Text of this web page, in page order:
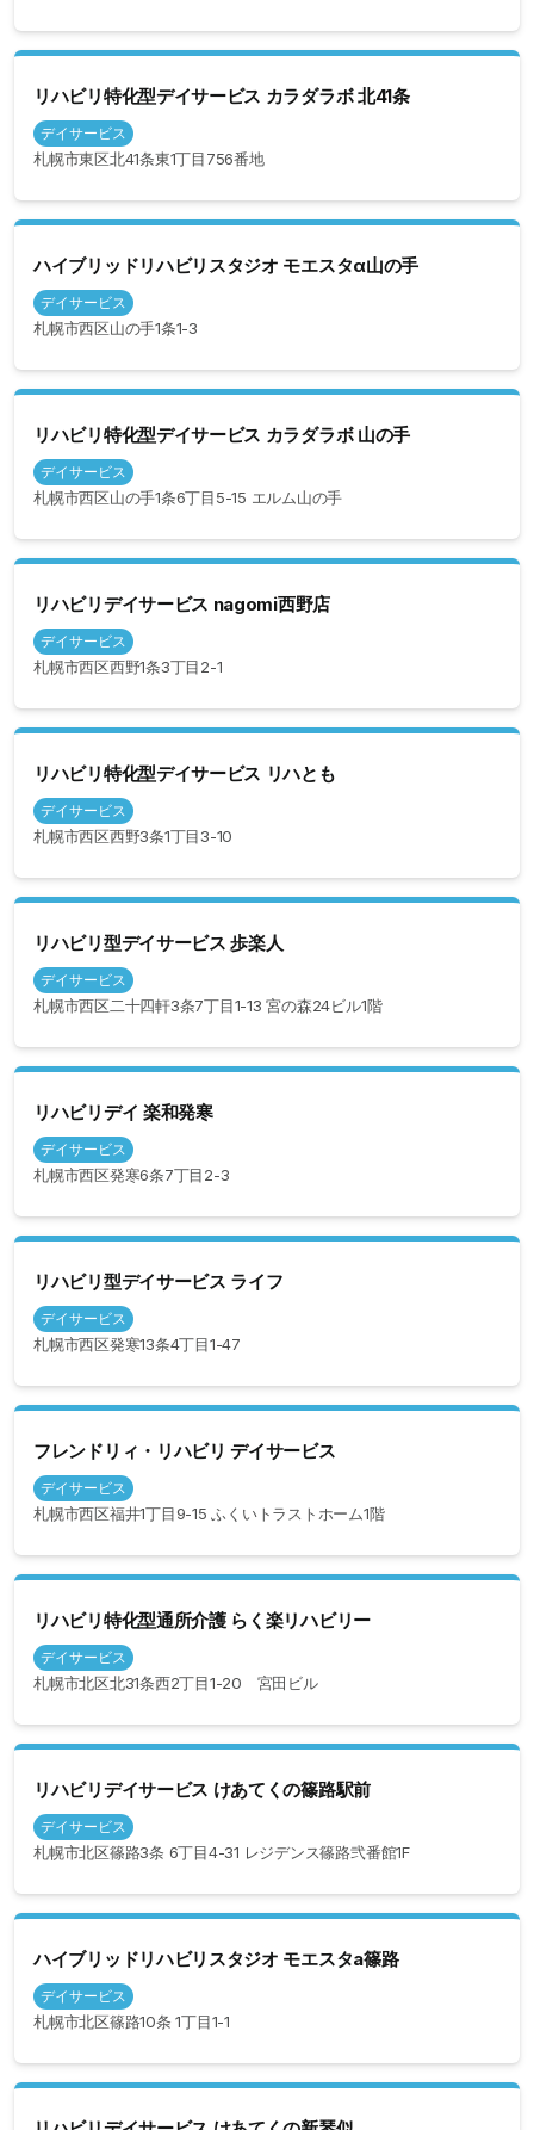
リハビリ特化型デイサービス カラダラボ 北41条
デイサービス
札幌市東区北41条東1丁目756番地
ハイブリッドリハビリスタジオ モエスタα山の手
デイサービス
札幌市西区山の手1条1-3
リハビリ特化型デイサービス カラダラボ 山の手
デイサービス
札幌市西区山の手1条6丁目5-15 エルム山の手
リハビリデイサービス nagomi西野店
デイサービス
札幌市西区西野1条3丁目2-1
リハビリ特化型デイサービス リハとも
デイサービス
札幌市西区西野3条1丁目3-10
リハビリ型デイサービス 歩楽人
デイサービス
札幌市西区二十四軒3条7丁目1-13 宮の森24ビル1階
リハビリデイ 楽和発寒
デイサービス
札幌市西区発寒6条7丁目2-3
リハビリ型デイサービス ライフ
デイサービス
札幌市西区発寒13条4丁目1-47
フレンドリィ・リハビリ デイサービス
デイサービス
札幌市西区福井1丁目9-15 ふくいトラストホーム1階
リハビリ特化型通所介護 らく楽リハビリー
デイサービス
札幌市北区北31条西2丁目1-20 宮田ビル
リハビリデイサービス けあてくの篠路駅前
デイサービス
札幌市北区篠路3条 6丁目4-31 レジデンス篠路弐番館1F
ハイブリッドリハビリスタジオ モエスタa篠路
デイサービス
札幌市北区篠路10条 1丁目1-1